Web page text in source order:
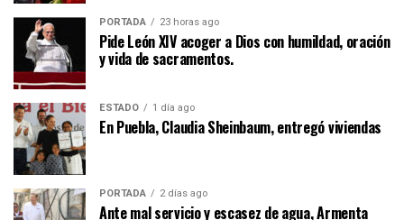
PORTADA 23 horas ago
Pide León XIV acoger a Dios con humildad, oración
y vida de sacramentos.
ESTADO 1 día ago
En Puebla, Claudia Sheinbaum, entregó viviendas
PORTADA 2 días ago
Ante mal servicio y escasez de agua, Armenta